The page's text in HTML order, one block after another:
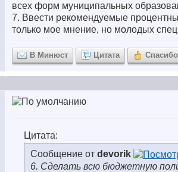
всех форм муниципальных
7. Ввести рекомендуемые
только мое мнение, но молодых
В Минюст Цитата Спасибо
Цитата:
Сообщение от devorik
6. Сделать всю бюджетную